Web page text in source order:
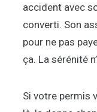
accident avec
converti. Son
pour ne pas
ça. La sérénité
Si votre permis